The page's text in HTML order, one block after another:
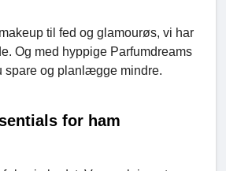
til fed og glamourøs, vi har
Og med hyppige Parfumdreams
spare og planlægge mindre.
for ham